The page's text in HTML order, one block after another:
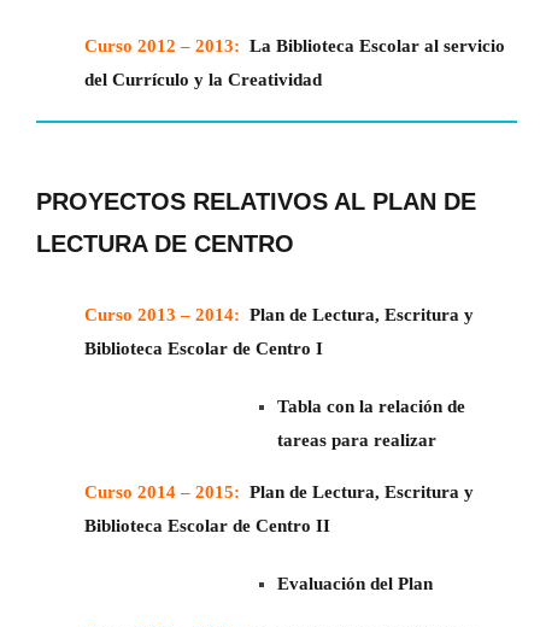
Curso 2012 – 2013: La Biblioteca Escolar al servicio
del Currículo y la Creatividad
PROYECTOS RELATIVOS AL PLAN DE
LECTURA DE CENTRO
Curso 2013 – 2014: Plan de Lectura, Escritura y
Biblioteca Escolar de Centro I
Tabla con la relación de
tareas para realizar
Curso 2014 – 2015: Plan de Lectura, Escritura y
Biblioteca Escolar de Centro II
Evaluación del Plan